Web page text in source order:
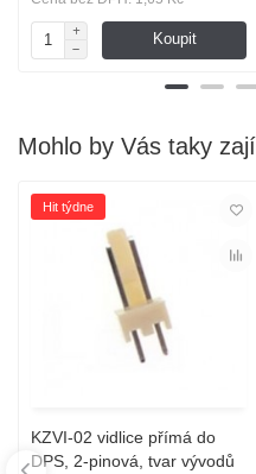
Koupit
Mohlo by Vás taky
Hit týdne
KZVI-02 vidlice přímá do
DPS, 2-pinová, tvar vývodů